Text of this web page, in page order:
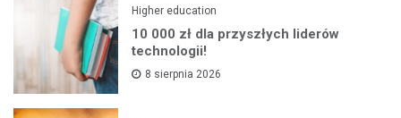
Higher education
10 000 zł dla przyszłych liderów
technologii!
8 sierpnia 2026